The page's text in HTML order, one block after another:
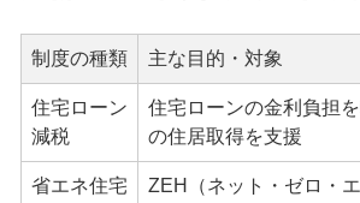
制度の種類 主な目的・対象
住宅ローン
減税
住宅ローンの金利負担
の住居取得を支援
省エネ住宅
ZEH（ネット・ゼロ・